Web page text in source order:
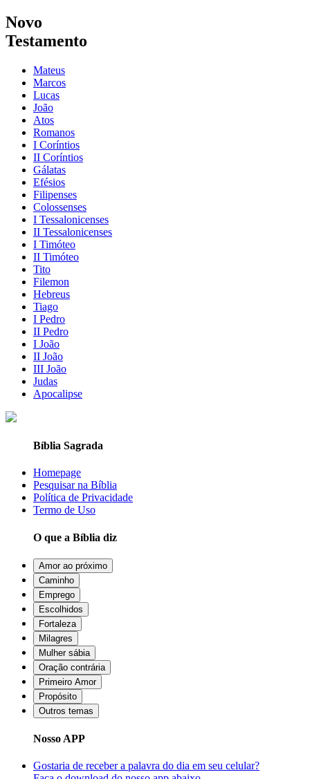
Novo
Testamento
Mateus
Marcos
Lucas
João
Atos
Romanos
I Coríntios
II Coríntios
Gálatas
Efésios
Filipenses
Colossenses
I Tessalonicenses
II Tessalonicenses
I Timóteo
II Timóteo
Tito
Filemon
Hebreus
Tiago
I Pedro
II Pedro
I João
II João
III João
Judas
Apocalipse
Bíblia Sagrada
Homepage
Pesquisar na Bíblia
Política de Privacidade
Termo de Uso
O que a Bíblia diz
Amor ao próximo
Caminho
Emprego
Escolhidos
Fortaleza
Milagres
Mulher sábia
Oração contrária
Primeiro Amor
Propósito
Outros temas
Nosso APP
Gostaria de receber a palavra do dia em seu celular?